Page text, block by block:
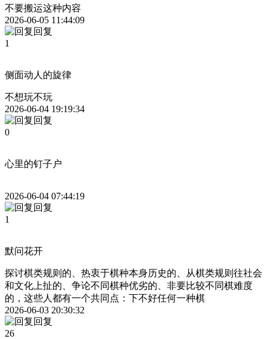
不要搬运这种内容
2026-06-05 11:44:09
回复
1
侧面动人的旋律
不想玩不玩
2026-06-04 19:19:34
回复
0
心里的钉子户
2026-06-04 07:44:19
回复
1
默问花开
探讨棋类规则的、热衷于棋种本身历史的、从棋类规则往社会
和文化上扯的、争论不同棋种优劣的、非要比较不同棋难度
的，这些人都有一个共同点：下不好任何一种棋
2026-06-03 20:30:32
回复
26